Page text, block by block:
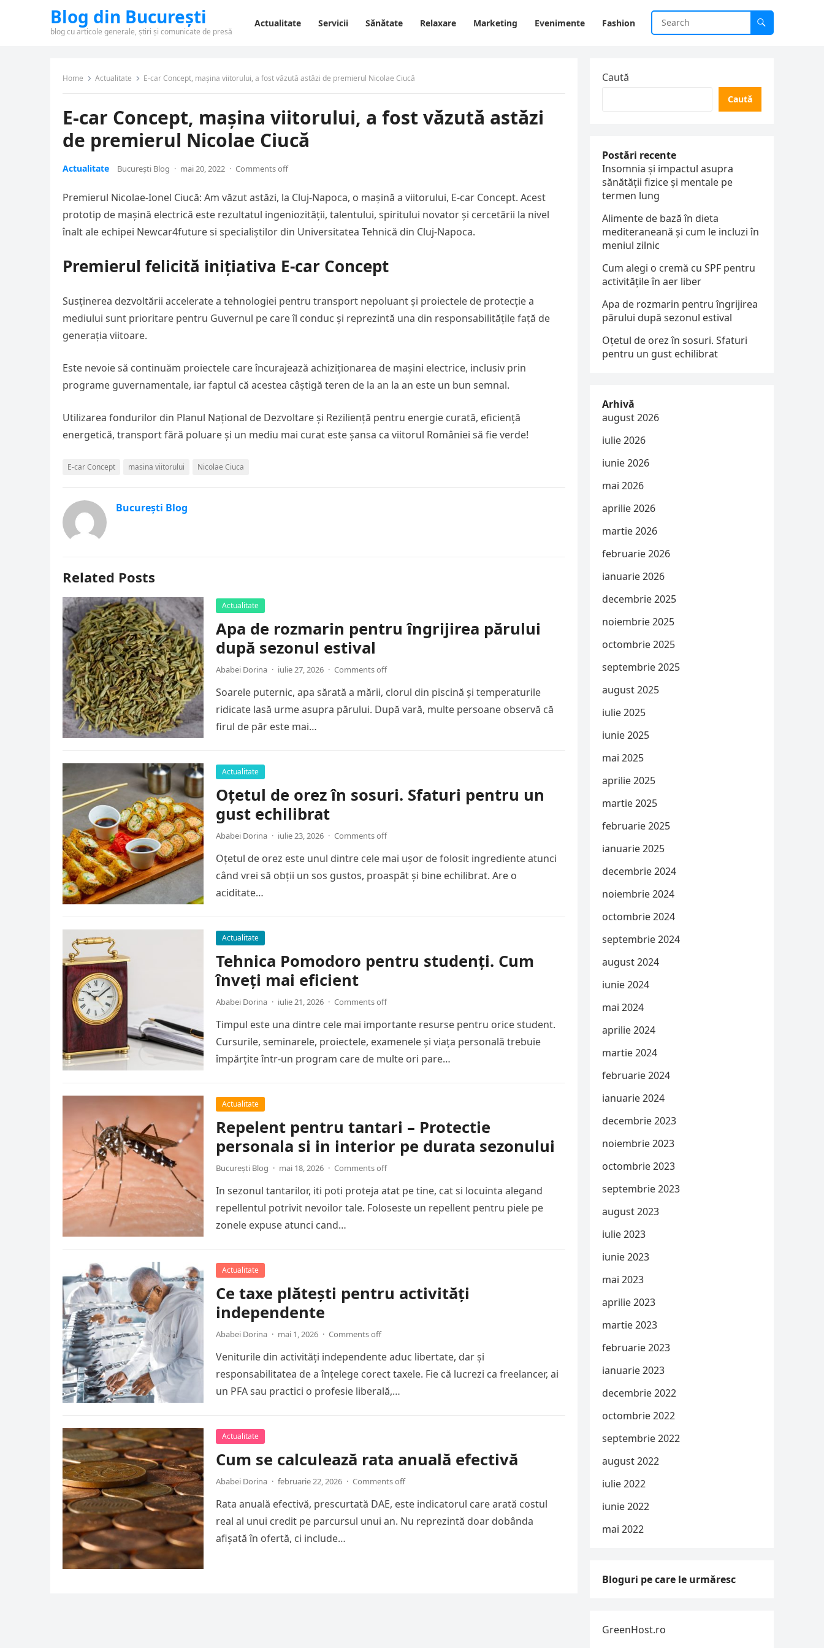
Blog din București
blog cu articole generale, știri și comunicate de presă
Actualitate Servicii Sănătate Relaxare Marketing Evenimente Fashion
Home Actualitate E-car Concept, mașina viitorului, a fost văzută astăzi de premierul Nicolae Ciucă
E-car Concept, mașina viitorului, a fost văzută astăzi
de premierul Nicolae Ciucă
Actualitate București Blog · mai 20, 2022 · Comments off
Premierul Nicolae-Ionel Ciucă: Am văzut astăzi, la Cluj-Napoca, o mașină a viitorului, E-car Concept. Acest
prototip de mașină electrică este rezultatul ingeniozității, talentului, spiritului novator și cercetării la nivel
înalt ale echipei Newcar4future si specialiștilor din Universitatea Tehnică din Cluj-Napoca.
Premierul felicită inițiativa E-car Concept
Susținerea dezvoltării accelerate a tehnologiei pentru transport nepoluant și proiectele de protecție a
mediului sunt prioritare pentru Guvernul pe care îl conduc și reprezintă una din responsabilitățile față de
generația viitoare.
Este nevoie să continuăm proiectele care încurajează achiziționarea de mașini electrice, inclusiv prin
programe guvernamentale, iar faptul că acestea câștigă teren de la an la an este un bun semnal.
Utilizarea fondurilor din Planul Național de Dezvoltare și Reziliență pentru energie curată, eficiență
energetică, transport fără poluare și un mediu mai curat este șansa ca viitorul României să fie verde!
E-car Concept masina viitorului Nicolae Ciuca
București Blog
Related Posts
Actualitate
Apa de rozmarin pentru îngrijirea părului
după sezonul estival
Ababei Dorina · iulie 27, 2026 · Comments off
Soarele puternic, apa sărată a mării, clorul din piscină și temperaturile
ridicate lasă urme asupra părului. După vară, multe persoane observă că
firul de păr este mai…
Actualitate
Oțetul de orez în sosuri. Sfaturi pentru un
gust echilibrat
Ababei Dorina · iulie 23, 2026 · Comments off
Oțetul de orez este unul dintre cele mai ușor de folosit ingrediente atunci
când vrei să obții un sos gustos, proaspăt și bine echilibrat. Are o
aciditate…
Actualitate
Tehnica Pomodoro pentru studenți. Cum
înveți mai eficient
Ababei Dorina · iulie 21, 2026 · Comments off
Timpul este una dintre cele mai importante resurse pentru orice student.
Cursurile, seminarele, proiectele, examenele și viața personală trebuie
împărțite într-un program care de multe ori pare…
Actualitate
Repelent pentru tantari – Protectie
personala si in interior pe durata sezonului
București Blog · mai 18, 2026 · Comments off
In sezonul tantarilor, iti poti proteja atat pe tine, cat si locuinta alegand
repellentul potrivit nevoilor tale. Foloseste un repellent pentru piele pe
zonele expuse atunci cand…
Actualitate
Ce taxe plătești pentru activități
independente
Ababei Dorina · mai 1, 2026 · Comments off
Veniturile din activități independente aduc libertate, dar și
responsabilitatea de a înțelege corect taxele. Fie că lucrezi ca freelancer, ai
un PFA sau practici o profesie liberală,…
Actualitate
Cum se calculează rata anuală efectivă
Ababei Dorina · februarie 22, 2026 · Comments off
Rata anuală efectivă, prescurtată DAE, este indicatorul care arată costul
real al unui credit pe parcursul unui an. Nu reprezintă doar dobânda
afișată în ofertă, ci include…
Caută
Caută
Postări recente
Insomnia și impactul asupra
sănătății fizice și mentale pe
termen lung
Alimente de bază în dieta
mediteraneană și cum le incluzi în
meniul zilnic
Cum alegi o cremă cu SPF pentru
activitățile în aer liber
Apa de rozmarin pentru îngrijirea
părului după sezonul estival
Oțetul de orez în sosuri. Sfaturi
pentru un gust echilibrat
Arhivă
august 2026
iulie 2026
iunie 2026
mai 2026
aprilie 2026
martie 2026
februarie 2026
ianuarie 2026
decembrie 2025
noiembrie 2025
octombrie 2025
septembrie 2025
august 2025
iulie 2025
iunie 2025
mai 2025
aprilie 2025
martie 2025
februarie 2025
ianuarie 2025
decembrie 2024
noiembrie 2024
octombrie 2024
septembrie 2024
august 2024
iunie 2024
mai 2024
aprilie 2024
martie 2024
februarie 2024
ianuarie 2024
decembrie 2023
noiembrie 2023
octombrie 2023
septembrie 2023
august 2023
iulie 2023
iunie 2023
mai 2023
aprilie 2023
martie 2023
februarie 2023
ianuarie 2023
decembrie 2022
octombrie 2022
septembrie 2022
august 2022
iulie 2022
iunie 2022
mai 2022
Bloguri pe care le urmăresc
GreenHost.ro